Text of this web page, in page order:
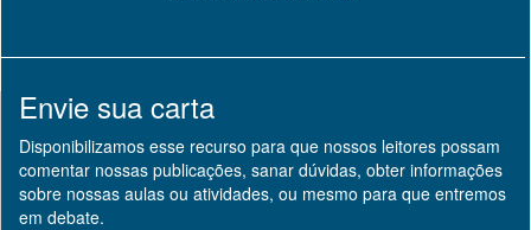
Envie sua carta
Disponibilizamos esse recurso para que nossos leitores possam
comentar nossas publicações, sanar dúvidas, obter informações
sobre nossas aulas ou atividades, ou mesmo para que entremos
em debate.